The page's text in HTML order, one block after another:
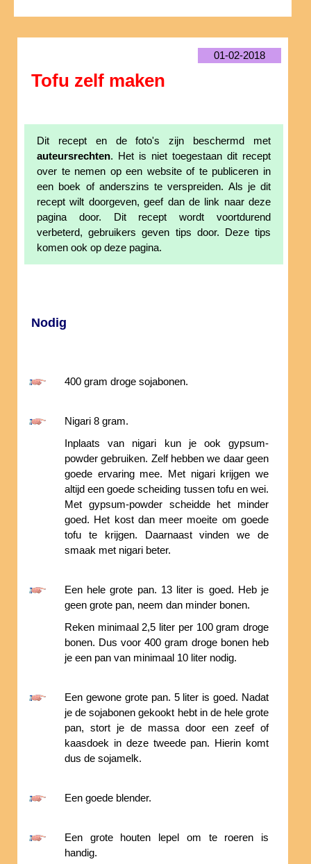
01-02-2018
Tofu zelf maken
Dit recept en de foto's zijn beschermd met
auteursrechten. Het is niet toegestaan dit recept
over te nemen op een website of te publiceren in
een boek of anderszins te verspreiden. Als je dit
recept wilt doorgeven, geef dan de link naar deze
pagina door. Dit recept wordt voortdurend
verbeterd, gebruikers geven tips door. Deze tips
komen ook op deze pagina.
Nodig
400 gram droge sojabonen.
Nigari 8 gram.
Inplaats van nigari kun je ook gypsum-
powder gebruiken. Zelf hebben we daar geen
goede ervaring mee. Met nigari krijgen we
altijd een goede scheiding tussen tofu en wei.
Met gypsum-powder scheidde het minder
goed. Het kost dan meer moeite om goede
tofu te krijgen. Daarnaast vinden we de
smaak met nigari beter.
Een hele grote pan. 13 liter is goed. Heb je
geen grote pan, neem dan minder bonen.
Reken minimaal 2,5 liter per 100 gram droge
bonen. Dus voor 400 gram droge bonen heb
je een pan van minimaal 10 liter nodig.
Een gewone grote pan. 5 liter is goed. Nadat
je de sojabonen gekookt hebt in de hele grote
pan, stort je de massa door een zeef of
kaasdoek in deze tweede pan. Hierin komt
dus de sojamelk.
Een goede blender.
Een grote houten lepel om te roeren is
handig.